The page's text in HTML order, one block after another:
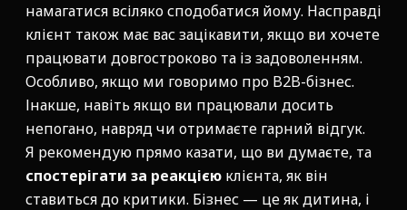
намагатися всіляко сподобатися йому. Насправді
клієнт також має вас зацікавити, якщо ви хочете
працювати довгостроково та із задоволенням.
Особливо, якщо ми говоримо про B2B-бізнес.
Інакше, навіть якщо ви працювали досить
непогано, навряд чи отримаєте гарний відгук.
Я рекомендую прямо казати, що ви думаєте, та
спостерігати за реакцією клієнта, як він
ставиться до критики. Бізнес — це як дитина, і